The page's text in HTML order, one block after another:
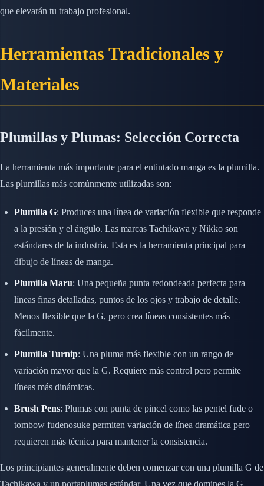
que elevarán tu trabajo profesional.
Herramientas Tradicionales y
Materiales
Plumillas y Plumas: Selección Correcta
La herramienta más importante para el entintado manga es la plumilla.
Las plumillas más comúnmente utilizadas son:
Plumilla G: Produces una línea de variación flexible que responde
a la presión y el ángulo. Las marcas Tachikawa y Nikko son
estándares de la industria. Esta es la herramienta principal para
dibujo de líneas de manga.
Plumilla Maru: Una pequeña punta redondeada perfecta para
líneas finas detalladas, puntos de los ojos y trabajo de detalle.
Menos flexible que la G, pero crea líneas consistentes más
fácilmente.
Plumilla Turnip: Una pluma más flexible con un rango de
variación mayor que la G. Requiere más control pero permite
líneas más dinámicas.
Brush Pens: Plumas con punta de pincel como las pentel fude o
tombow fudenosuke permiten variación de línea dramática pero
requieren más técnica para mantener la consistencia.
Los principiantes generalmente deben comenzar con una plumilla G de
Tachikawa y un portaplumas estándar. Una vez que domines la G,